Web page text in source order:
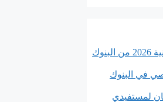
مقارنة أقل نسبة شراء مديونية 2026 من البنوك
في البنوك
لمستفيدي